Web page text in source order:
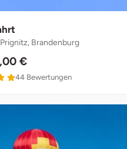
Brandenburg
€
4.9 von 5
44 Bewertungen